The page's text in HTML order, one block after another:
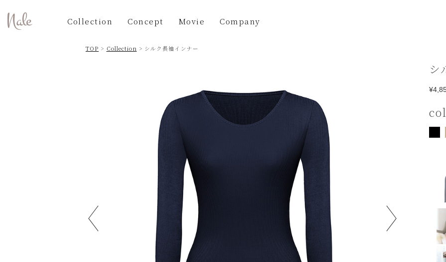
Collection Concept Movie Company
TOP > Collection > シルク長袖インナー
シ